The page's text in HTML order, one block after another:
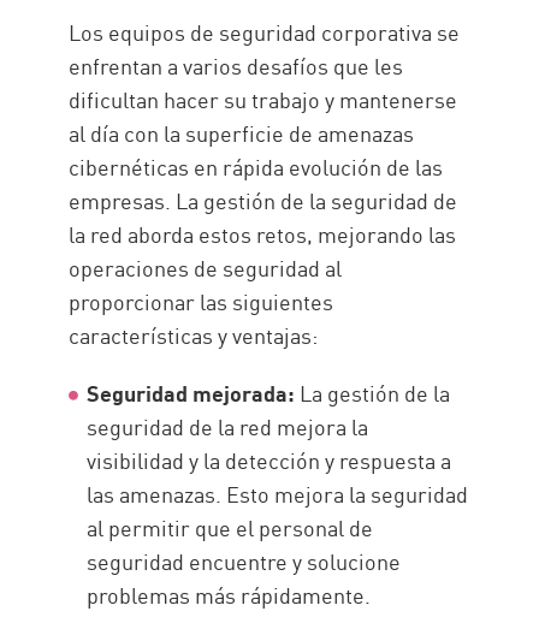
Los equipos de seguridad corporativa se
enfrentan a varios desafíos que les
dificultan hacer su trabajo y mantenerse
al día con la superficie de amenazas
cibernéticas en rápida evolución de las
empresas. La gestión de la seguridad de
la red aborda estos retos, mejorando las
operaciones de seguridad al
proporcionar las siguientes
características y ventajas:
Seguridad mejorada: La gestión de la
seguridad de la red mejora la
visibilidad y la detección y respuesta a
las amenazas. Esto mejora la seguridad
al permitir que el personal de
seguridad encuentre y solucione
problemas más rápidamente.